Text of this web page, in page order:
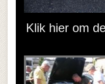
Klik hier om